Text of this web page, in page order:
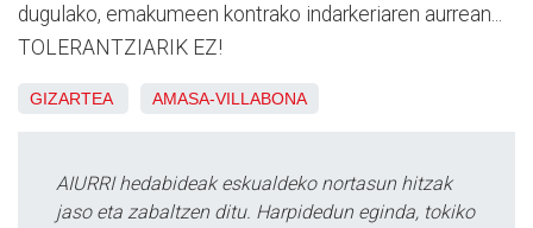
dugulako, emakumeen kontrako indarkeriaren aurrean...
TOLERANTZIARIK EZ!
GIZARTEA AMASA-VILLABONA
AIURRI hedabideak eskualdeko nortasun hitzak
jaso eta zabaltzen ditu. Harpidedun eginda, tokiko